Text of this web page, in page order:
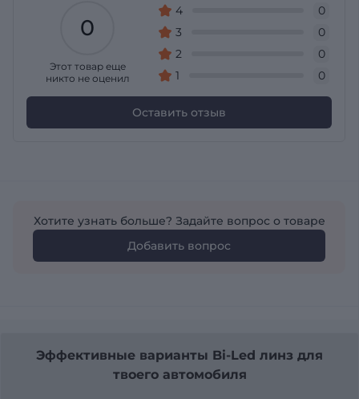
0
Этот товар еще
никто не оценил
4
0
3
0
2
0
1
0
Оставить отзыв
Хотите узнать больше? Задайте вопрос о товаре
Добавить вопрос
Эффективные варианты Bi-Led линз для
твоего автомобиля